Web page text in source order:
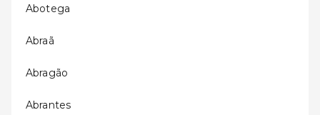
Abotega
Abraã
Abragão
Abrantes